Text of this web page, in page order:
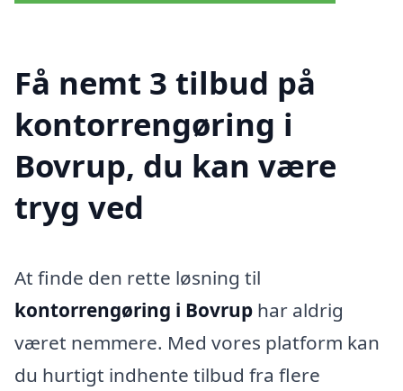
Få nemt 3 tilbud på
kontorrengøring i
Bovrup, du kan være
tryg ved
At finde den rette løsning til
kontorrengøring i Bovrup har aldrig
været nemmere. Med vores platform kan
du hurtigt indhente tilbud fra flere